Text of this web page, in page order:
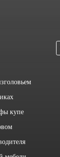
купе